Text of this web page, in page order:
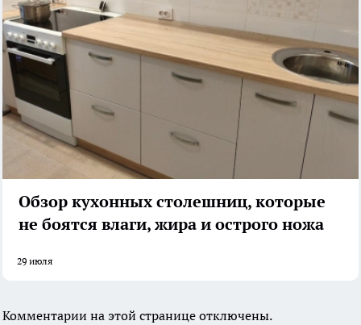
Обзор кухонных столешниц, которые
не боятся влаги, жира и острого ножа
29 июля
Комментарии на этой странице отключены.